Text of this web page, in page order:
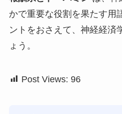
かで重要な役割を果たす用
ントをおさえて、神経経済
ょう。
Post Views: 96